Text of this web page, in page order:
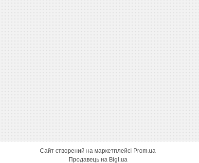
Сайт створений на маркетплейсі Prom.ua
Продавець на Bigl.ua